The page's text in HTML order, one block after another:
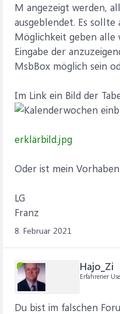
M angezeigt werden,
ausgeblendet. Es
Möglichkeit geben alle
Eingabe der
MsbBox möglich sein
Im Link ein Bild der
erklärbild.jpg
Oder ist mein
LG
Franz
8. Februar 2021
Hajo_Zi
Erfahrener
Du bist im falschen